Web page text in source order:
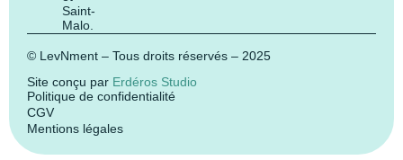
Saint-
Malo.
© LevNment – Tous droits réservés – 2025
Site conçu par Erdéros Studio
Politique de confidentialité
CGV
Mentions légales